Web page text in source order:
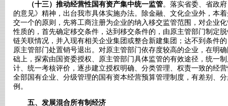
（十三）推动经营性国有资产集中统一监管。落实省委、省政
的意见》精神，出台我市具体实施办法。除金融、文化企业外，本
交一个的原则，先将工商注册为企业的纳入移交监管范围，对企业
性质的，首先确定移交条件，达到移交条件的，由原主管部门制定
链关联情况，并入现有相关企业集团或整合新建集团；达不到条件
原主管部门处置销号退出。对原主管部门依存度较高的企业，在明
础上，探索由国资委授权、原主管部门具体监管的有效途径，统一
计、统一考核评价，逐步建立授权明确、分类管理、权责一致的经
全部国有企业、分级管理的国有资本经营预算管理制度，有差别、
例。
五、发展混合所有制经济